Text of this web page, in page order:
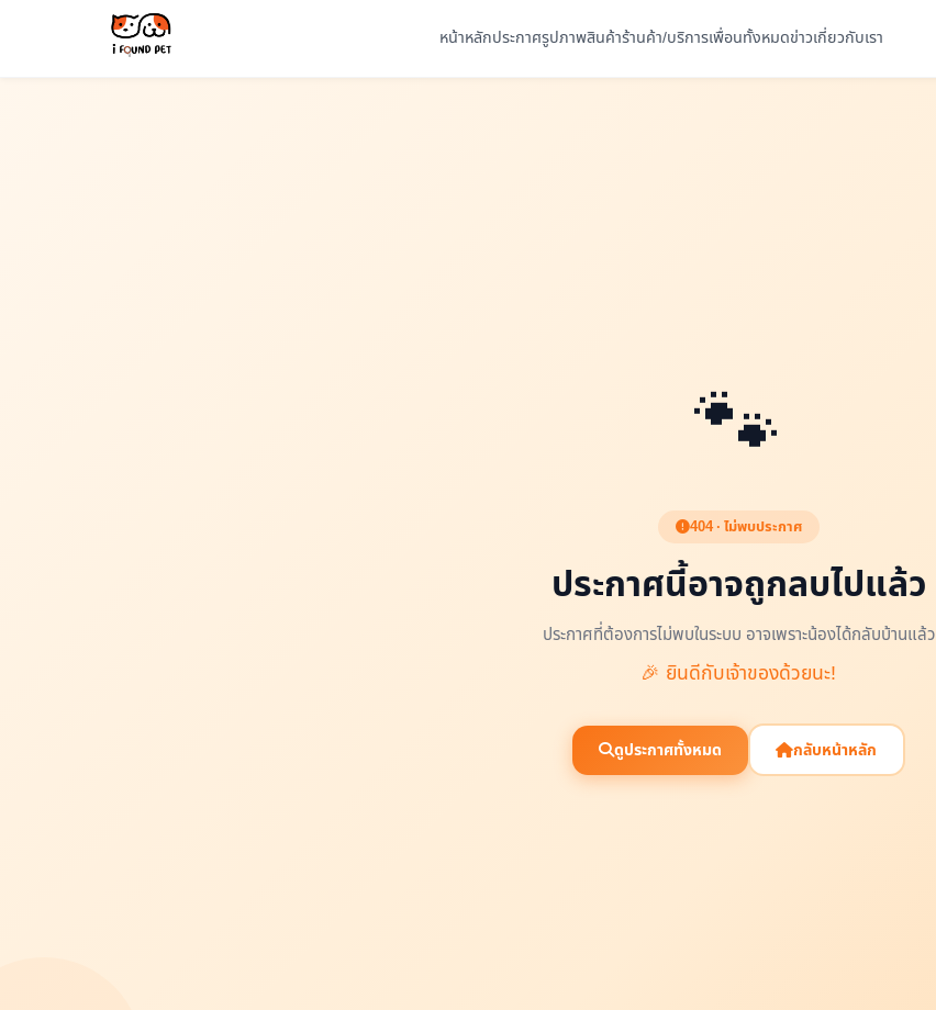
หน้าหลักประกาศรูปภาพสินค้าร้านค้า/บริการเพื่อนทั้งหมดข่าวเกี่ยวกับเรา
🐾
404 · ไม่พบประกาศ
ประกาศนี้อาจถูกลบไปแล้ว
ประกาศที่ต้องการไม่พบในระบบ อาจเพราะน้องได้กลับบ้านแล้ว
🎉 ยินดีกับเจ้าของด้วยนะ!
ดูประกาศทั้งหมด กลับหน้าหลัก